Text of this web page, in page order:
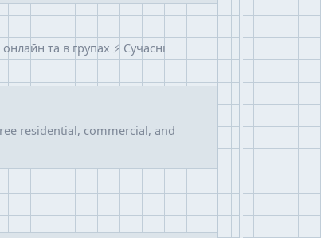
та в групах ⚡ Сучасні
residential, commercial, and